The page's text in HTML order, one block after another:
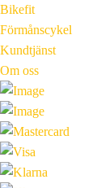
Bikefit
Förmånscykel
Kundtjänst
Om oss